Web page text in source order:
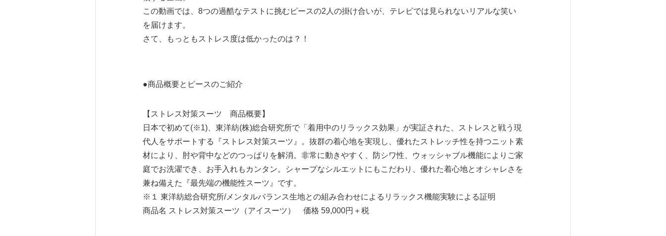
この動画では、8つの過酷なテストに挑むピースの2人の掛け合いが、テレビでは見られないリアルな笑い
を届けます。
さて、もっともストレス度は低かったのは？！
●商品概要とピースのご紹介
【ストレス対策スーツ 商品概要】
日本で初めて(※1)、東洋紡(株)総合研究所で「着用中のリラックス効果」が実証された、ストレスと戦う現
代人をサポートする『ストレス対策スーツ』。抜群の着心地を実現し、優れたストレッチ性を持つニット素
材により、肘や背中などのつっぱりを解消。非常に動きやすく、防シワ性、ウォッシャブル機能によりご家
庭でお洗濯でき、お手入れもカンタン。シャープなシルエットにもこだわり、優れた着心地とオシャレさを
兼ね備えた『最先端の機能性スーツ』です。
※１ 東洋紡総合研究所/メンタルバランス生地との組み合わせによるリラックス機能実験による証明
商品名 ストレス対策スーツ（アイスーツ） 価格 59,000円＋税